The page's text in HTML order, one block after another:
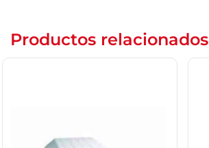
Productos relacionados